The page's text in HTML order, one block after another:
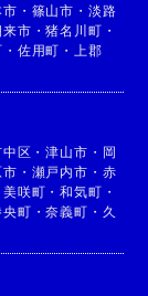
市 ・ 篠山市 ・ 淡路
来市 ・猪名川町 ・
・ 佐用町 ・
上郡
中区 ・津山市 ・ 岡
市 ・ 瀬戸内市 ・ 赤
美咲町 ・和気町 ・
央町 ・奈義町 ・ 久